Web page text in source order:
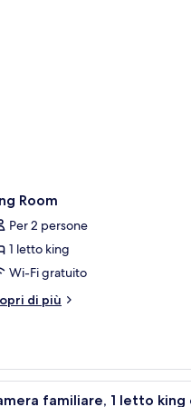
Room
Per 2 persone
1 letto king
Wi-Fi gratuito
di più
8 familiare, 1 letto